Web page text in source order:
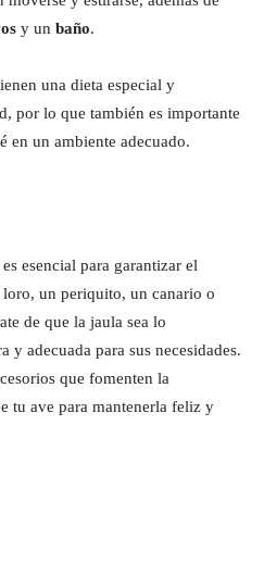
y un baño.
una dieta especial y
por lo que también es importante
en un ambiente adecuado.
esencial para garantizar el
loro, un periquito, un canario o
de que la jaula sea lo
y adecuada para sus necesidades.
que fomenten la
tu ave para mantenerla feliz y